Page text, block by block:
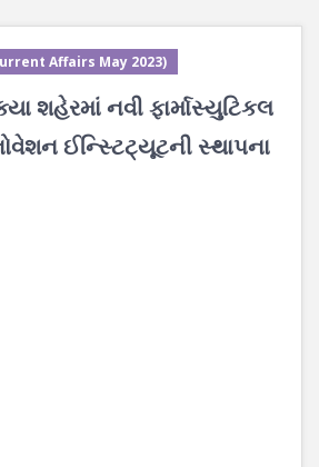
Affairs May 2023)
શહેરમાં નવી ફાર્માસ્યુટિકલ
ઈન્સ્ટિટ્યૂટની સ્થાપના